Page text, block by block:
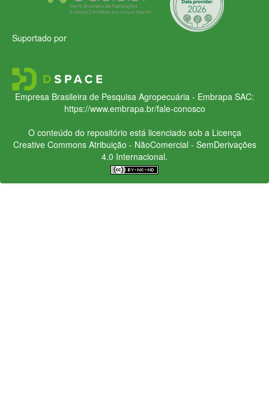
Suportado por
Empresa Brasileira de Pesquisa Agropecuária - Embrapa SAC:
https://www.embrapa.br/fale-conosco
O conteúdo do repositório está licenciado sob a Licença
Creative CommonsAtribuição - NãoComercial - SemDerivações
4.0 Internacional.